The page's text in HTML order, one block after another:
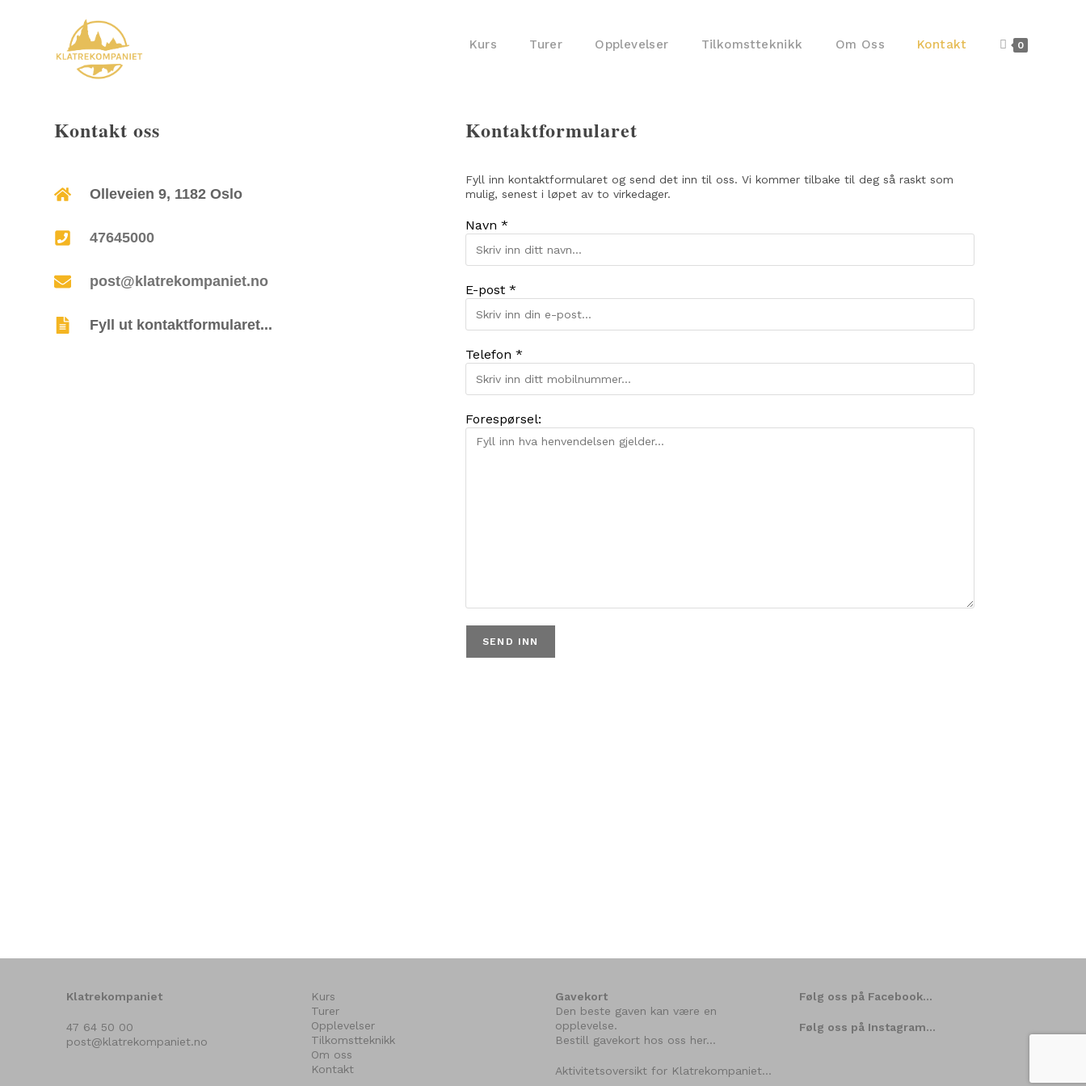
Kurs Turer Opplevelser Tilkomstteknikk Om Oss Kontakt 0
Kontakt oss
Olleveien 9, 1182 Oslo
47645000
post@klatrekompaniet.no
Fyll ut kontaktformularet...
Kontaktformularet
Fyll inn kontaktformularet og send det inn til oss. Vi kommer tilbake til deg så raskt som
mulig, senest i løpet av to virkedager.
Navn *
E-post *
Telefon *
Forespørsel:
Klatrekompaniet
47 64 50 00
post@klatrekompaniet.no
Kurs
Turer
Opplevelser
Tilkomstteknikk
Om oss
Kontakt
Gavekort
Den beste gaven kan være en
opplevelse.
Bestill gavekort hos oss her…
Aktivitetsoversikt for Klatrekompaniet…
Følg oss på Facebook…
Følg oss på Instagram…